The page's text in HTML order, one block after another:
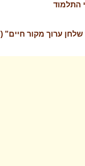
התלמוד
מקור חיים" (7 פרקים)